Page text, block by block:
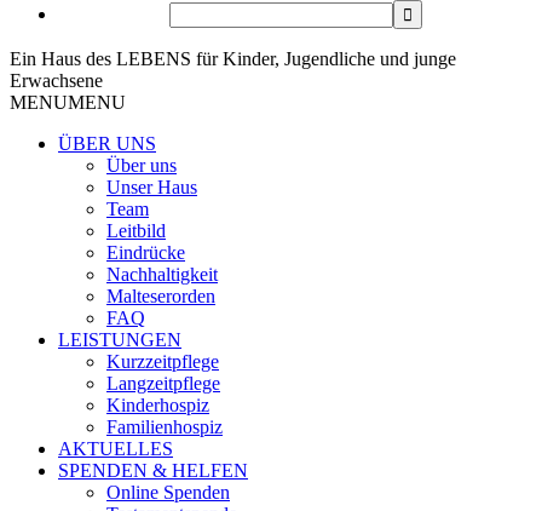
Ein Haus des LEBENS für Kinder, Jugendliche und junge
Erwachsene
MENUMENU
ÜBER UNS
Über uns
Unser Haus
Team
Leitbild
Eindrücke
Nachhaltigkeit
Malteserorden
FAQ
LEISTUNGEN
Kurzzeitpflege
Langzeitpflege
Kinderhospiz
Familienhospiz
AKTUELLES
SPENDEN & HELFEN
Online Spenden